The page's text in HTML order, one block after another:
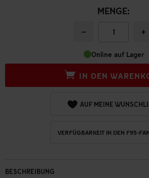
MENGE:
− +
Online auf Lager
IN DEN
AUF MEINE
VERFÜGBARKEIT IN DEN F95-
BESCHREIBUNG